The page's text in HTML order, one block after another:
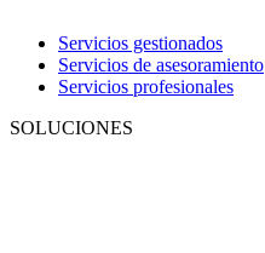
Servicios gestionados
Servicios de asesoramiento
Servicios profesionales
SOLUCIONES